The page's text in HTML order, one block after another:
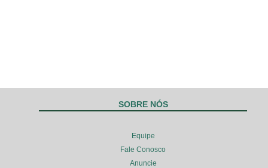
SOBRE NÓS
Equipe
Fale Conosco
Anuncie